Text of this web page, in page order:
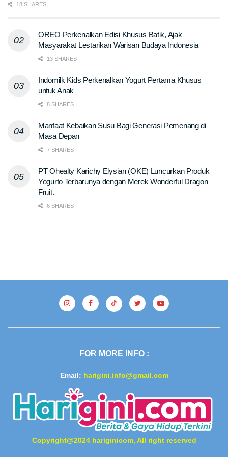
18 SHARES
OREO Perkenalkan Edisi Khusus Batik, Ajak
Masyarakat Lestarikan Warisan Budaya Indonesia
13 SHARES
Indomilk Kids Perkenalkan Yogurt Pertama Khusus
untuk Anak
8 SHARES
Manfaat Kebaikan Susu Bagi Generasi Pemenang di
Masa Depan
7 SHARES
PT Ohealty Karichy Elysian (OKE) Luncurkan Produk
Yogurto Terbarunya dengan Merek Wonderful Dragon
Fruit.
6 SHARES
FOR MORE INFO :
Email: harigini.info@gmail.com
Copyright@2024 hariginicom, All right reserved